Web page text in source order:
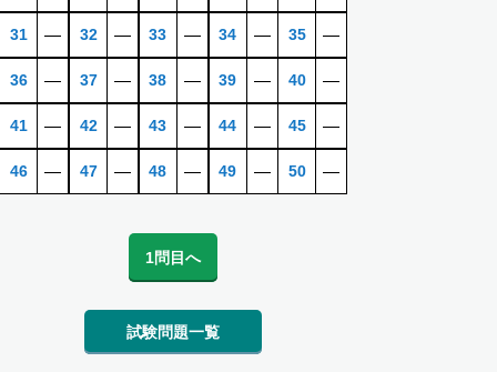
31 ―
36 ―
41 ―
46 ―
32 ―
37 ―
42 ―
47 ―
33 ―
38 ―
43 ―
48 ―
34 ―
39 ―
44 ―
49 ―
35 ―
40 ―
45 ―
50 ―
1問目へ
試験問題一覧